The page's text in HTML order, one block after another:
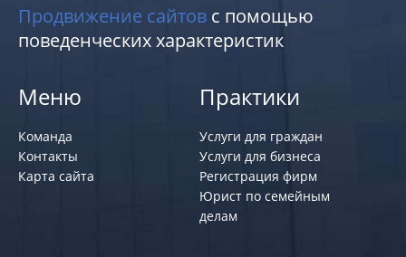
Продвижение сайтов с помощью
поведенческих характеристик
Меню
Команда
Контакты
Карта сайта
Практики
Услуги для граждан
Услуги для бизнеса
Регистрация фирм
Юрист по семейным
делам